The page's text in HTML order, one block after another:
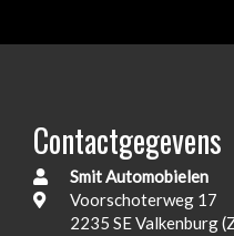
Brake assist system
Buitenspiegelpakket
Carbon delen
Contactgegevens
Smit Automobielen
Voorschoterweg 17
2235 SE Valkenburg